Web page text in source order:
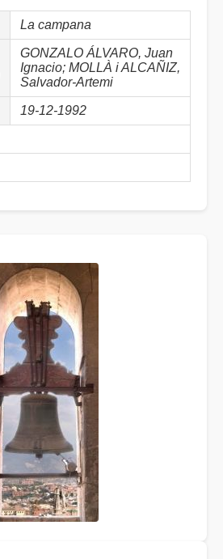
La campana
GONZALO ÁLVARO, Juan
Ignacio; MOLLÀ i ALCAÑIZ,
Salvador-Artemi
19-12-1992